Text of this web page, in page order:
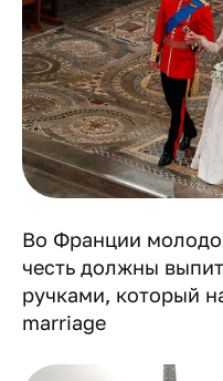
Во Франции
честь должны
ручками, который
marriage